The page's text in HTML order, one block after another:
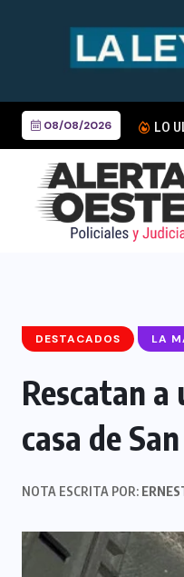
08/08/2026 LO
DESTACADOS LA
Rescatan
casa de
NOTA ESCRITA POR: